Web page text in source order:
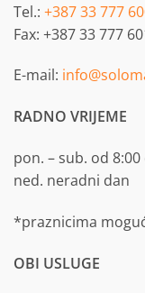
Tel.: +387 33 777
Fax: +387 33 777
E-mail:
RADNO VRIJEME
pon. – sub. od 8:00
ned. neradni dan
*praznicima
OBI USLUGE